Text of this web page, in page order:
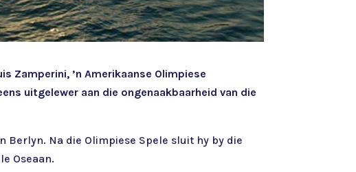
Zamperini, ’n Amerikaanse Olimpiese
uitgelewer aan die ongenaakbaarheid van die
Berlyn. Na die Olimpiese Spele sluit hy by die
Oseaan.